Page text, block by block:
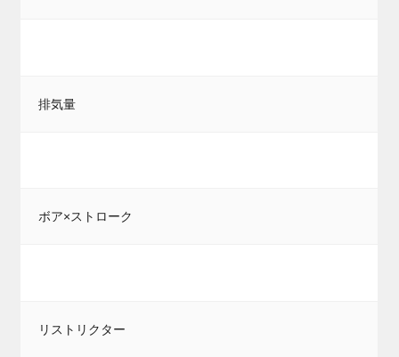
排気量
ボア×ストローク
リストリクター